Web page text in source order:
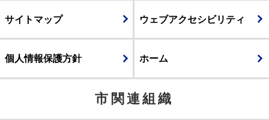
サイトマップ ウェブアクセシビリティ
個人情報保護方針 ホーム
市関連組織